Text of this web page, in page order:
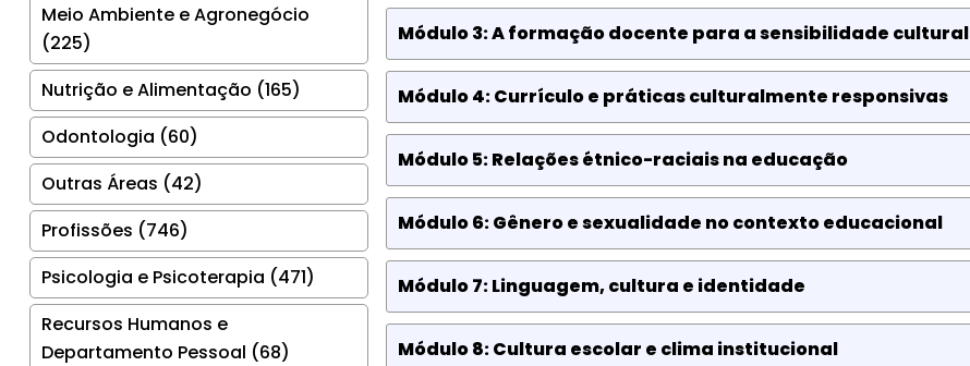
Meio Ambiente e Agronegócio
(225)
Nutrição e Alimentação (165)
Odontologia (60)
Outras Áreas (42)
Profissões (746)
Psicologia e Psicoterapia (471)
Recursos Humanos e
Departamento Pessoal (68)
Módulo 3: A formação docente para a sensibilidade cultural
Módulo 4: Currículo e práticas culturalmente responsivas
Módulo 5: Relações étnico-raciais na educação
Módulo 6: Gênero e sexualidade no contexto educacional
Módulo 7: Linguagem, cultura e identidade
Módulo 8: Cultura escolar e clima institucional